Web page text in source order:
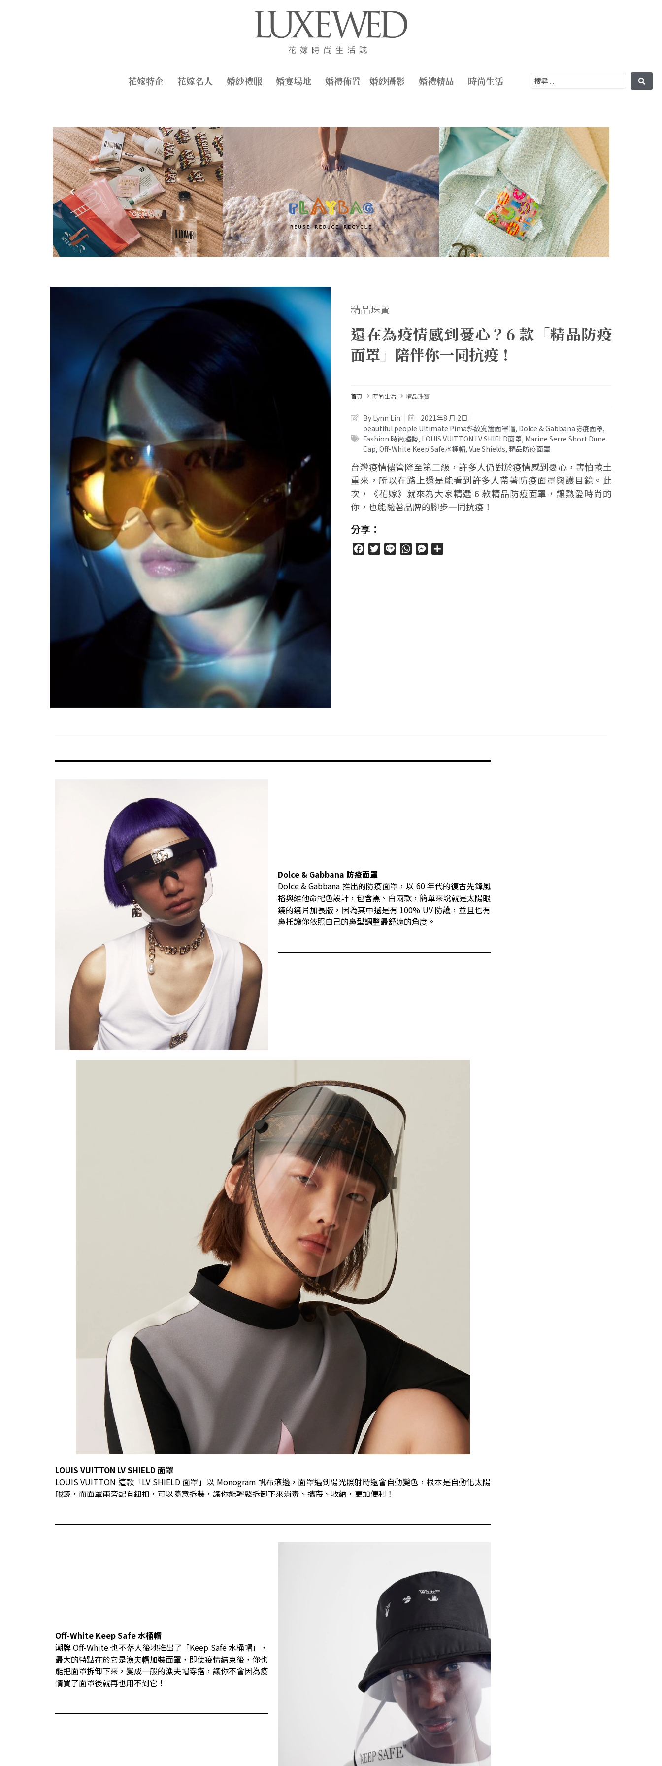
花嫁特企 花嫁名人 婚紗禮服 婚宴場地 婚禮佈置 婚紗攝影 婚禮精品 時尚生活
精品珠寶
還在為疫情感到憂心？6 款「精品防疫
面罩」陪伴你一同抗疫！
首頁 時尚生活 精品珠寶
By Lynn Lin
2021年8 月 2日
beautiful people Ultimate Pima斜紋寬簷面罩帽, Dolce & Gabbana防疫面罩,
Fashion 時尚趨勢, LOUIS VUITTON LV SHIELD面罩, Marine Serre Short Dune
Cap, Off-White Keep Safe水桶帽, Vue Shields, 精品防疫面罩
台灣疫情儘管降至第二級，許多人仍對於疫情感到憂心，害怕捲土
重來，所以在路上還是能看到許多人帶著防疫面罩與護目鏡。此
次，《花嫁》就來為大家精選 6 款精品防疫面罩，讓熱愛時尚的
你，也能隨著品牌的腳步一同抗疫！
分享：
FacebookTwitter
Line WhatsAppMessenger
Dolce & Gabbana 防疫面罩
Dolce & Gabbana 推出的防疫面罩，以 60 年代的復古先鋒風
格與維他命配色設計，包含黑、白兩款，簡單來說就是太陽眼
鏡的鏡片加長版，因為其中還是有 100% UV 防護，並且也有
鼻托讓你依照自己的鼻型調整最舒適的角度。
LOUIS VUITTON LV SHIELD 面罩
LOUIS VUITTON 這款「LV SHIELD 面罩」以 Monogram 帆布滾邊，面罩遇到陽光照射時還會自動變色，根本是自動化太陽
眼鏡，而面罩兩旁配有鈕扣，可以隨意拆裝，讓你能輕鬆拆卸下來消毒、攜帶、收納，更加便利！
Off-White Keep Safe 水桶帽
潮牌 Off-White 也不落人後地推出了「Keep Safe 水桶帽」，
最大的特點在於它是漁夫帽加裝面罩，即使疫情結束後，你也
能把面罩拆卸下來，變成一般的漁夫帽穿搭，讓你不會因為疫
情買了面罩後就再也用不到它！